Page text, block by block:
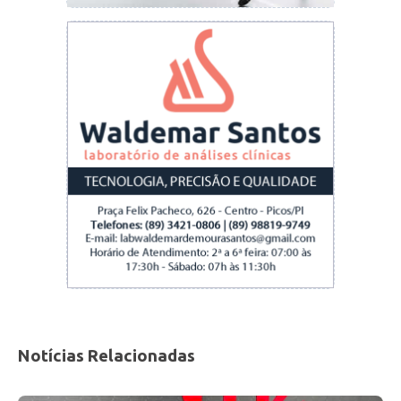
Os cariocas demoraram 27 minutos para
finalizar com perigo. Pedro exigiu defesa
acrobática de Lucas Polli. Foi o que o Flamengo
conseguiu de melhor em 45 minutos
sonolentos e sem brilho.
Contra o Atlhetico-PR a solução veio do banco
de reservas. Éverton Ribeiro entrou e decidiu.
Quem seria o “salvador da pátria” da vez?
Michael aqueceu nos minutos finais do primeiro
tempo.
Mas Domenèc resolveu não mexer. Nada de
abaixo do esperado. Deu moral a quem
Notícias Relacionadas